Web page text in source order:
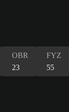
OBR
23
FYZ
55